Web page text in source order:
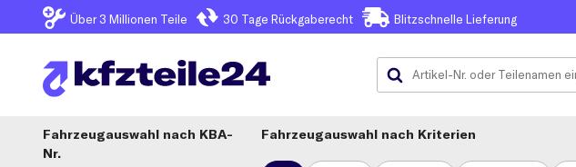
Über 3 Millionen Teile 30 Tage Rückgaberecht Blitzschnelle Lieferung
Fahrzeugauswahl
KBA-
Nr.
Fahrzeugauswahl nach Kriterien